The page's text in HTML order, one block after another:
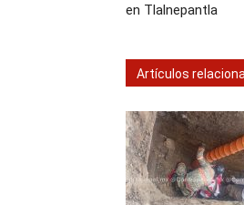
en Tlalnepantla
Artículos